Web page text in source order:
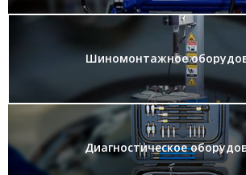
Шиномонтажное
Диагностическое